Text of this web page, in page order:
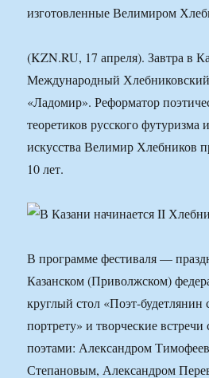
изготовленные Велимиром
(KZN.RU, 17 апреля). Завтра в
Международный
«Ладомир». Реформатор
теоретиков русского футуризма
искусства Велимир Хлебников
10 лет.
В программе фестиваля —
Казанском (Приволжском)
круглый стол «Поэт-будетлянин
портрету» и творческие
поэтами: Александром
Степановым, Александром